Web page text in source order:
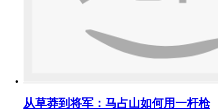
从草莽到将军：马占山如何用一杆枪